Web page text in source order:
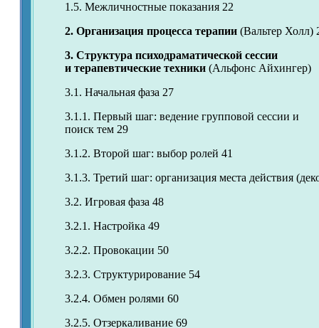
1.5. Межличностные показания 22
2. Организация процесса терапии (Вальтер Холл)
3. Структура психодраматической сессии
и терапевтические техники (Альфонс Айхингер)
3.1. Начальная фаза 27
3.1.1. Первый шаг: ведение групповой сессии и
поиск тем 29
3.1.2. Второй шаг: выбор ролей 41
3.1.3. Третий шаг: организация места действия
3.2. Игровая фаза 48
3.2.1. Настройка 49
3.2.2. Провокации 50
3.2.3. Структурирование 54
3.2.4. Обмен ролями 60
3.2.5. Отзеркаливание 69